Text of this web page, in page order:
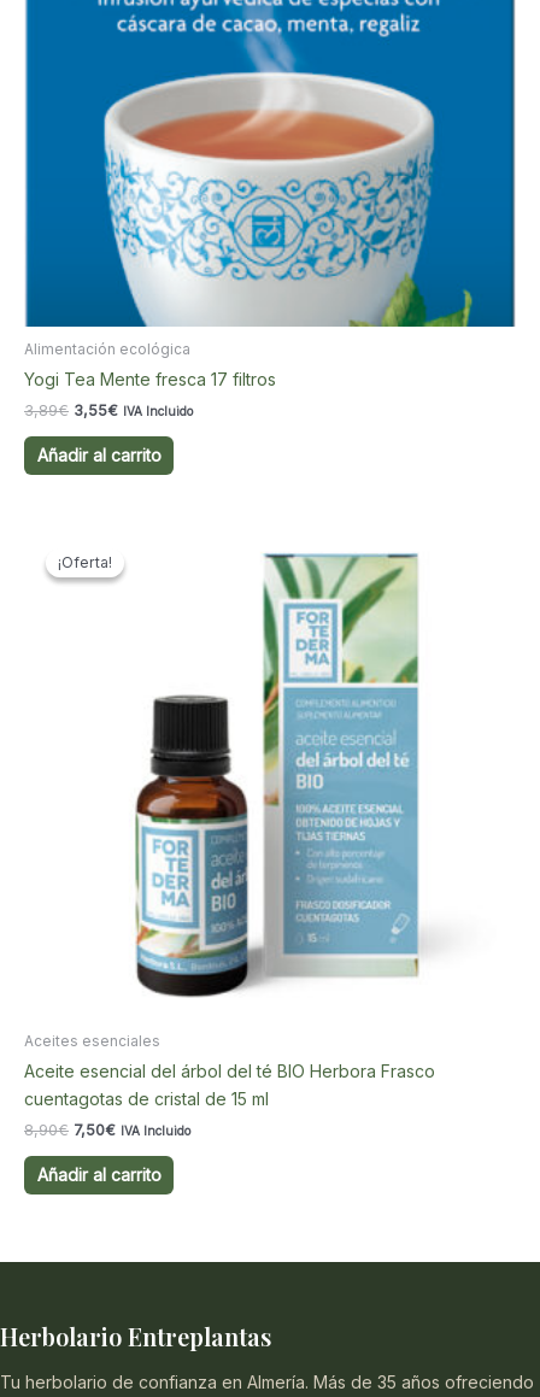
Alimentación ecológica
Yogi Tea Mente fresca 17 filtros
3,89€ El
original
era:
3,55€El
actual
es:
IVA Incluido
Añadir al carrito
¡Oferta!
¡Oferta!
Aceites esenciales
Aceite esencial del árbol del té BIO Herbora Frasco
cuentagotas de cristal de 15 ml
8,90€ El
original
era:
7,50€El
actual
es:
IVA Incluido
Añadir al carrito
Herbolario Entreplantas
Tu herbolario de confianza en Almería. Más de 35 años ofreciendo